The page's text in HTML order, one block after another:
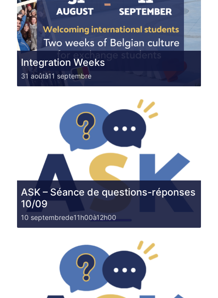
Integration Weeks
31 aoûtà11 septembre
ASK – Séance de questions-réponses
10/09
10 septembrede11h00à12h00